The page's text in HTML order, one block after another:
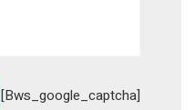
[bws_google_captcha]